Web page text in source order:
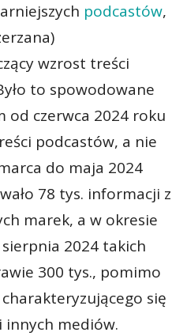
podcastów,
wzrost treści
to spowodowane
od czerwca 2024 roku
podcastów, a nie
do maja 2024
78 tys. informacji z
marek, a w okresie
2024 takich
300 tys., pomimo
się
innych mediów.